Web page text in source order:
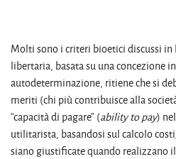
Molti sono i criteri bioetici discussi in
libertaria, basata su una concezione
autodeterminazione, ritiene che si
meriti (chi più contribuisce alla
“capacità di pagare” (ability to pay)
utilitarista, basandosi sul calcolo
siano giustificate quando realizzano